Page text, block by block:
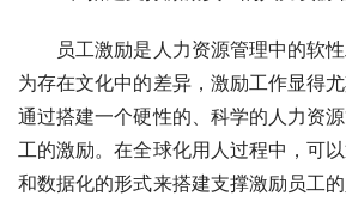
员工激励是人力资源管理中的软性
为存在文化中的差异，激励工作显得
通过搭建一个硬性的、科学的人力资
工的激励。在全球化用人过程中，可
和数据化的形式来搭建支撑激励员工